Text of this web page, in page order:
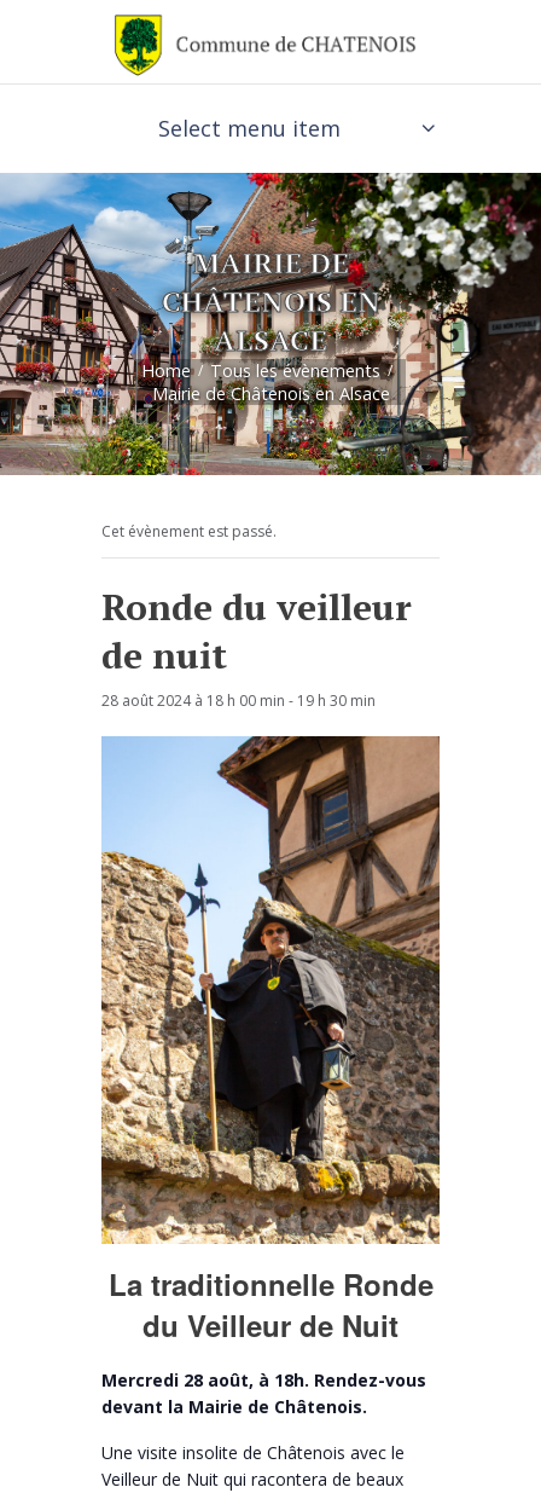
Select menu item
MAIRIE DE
CHÂTENOIS EN
ALSACE
Home
Tous les évènements
Mairie de Châtenois en Alsace
Cet évènement est passé.
Ronde du veilleur
de nuit
28 août 2024 à 18 h 00 min - 19 h 30 min
La traditionnelle Ronde
du Veilleur de Nuit
Mercredi 28 août, à 18h. Rendez-vous
devant la Mairie de Châtenois.
Une visite insolite de Châtenois avec le
Veilleur de Nuit qui racontera de beaux